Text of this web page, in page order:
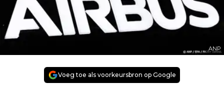
ANP
Voeg toe als voorkeursbron op Google